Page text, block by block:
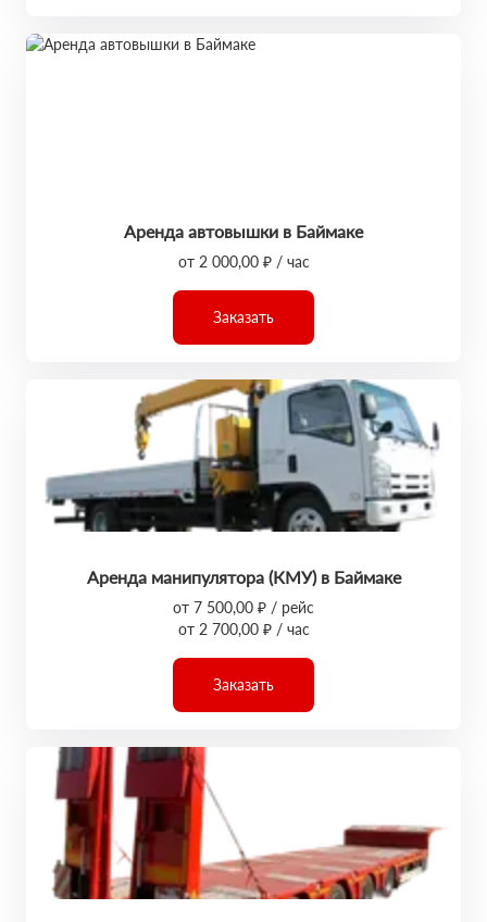
Аренда автовышки в Баймаке
от 2 000,00 ₽ / час
Заказать
Аренда манипулятора (КМУ) в Баймаке
от 7 500,00 ₽ / рейс
от 2 700,00 ₽ / час
Заказать